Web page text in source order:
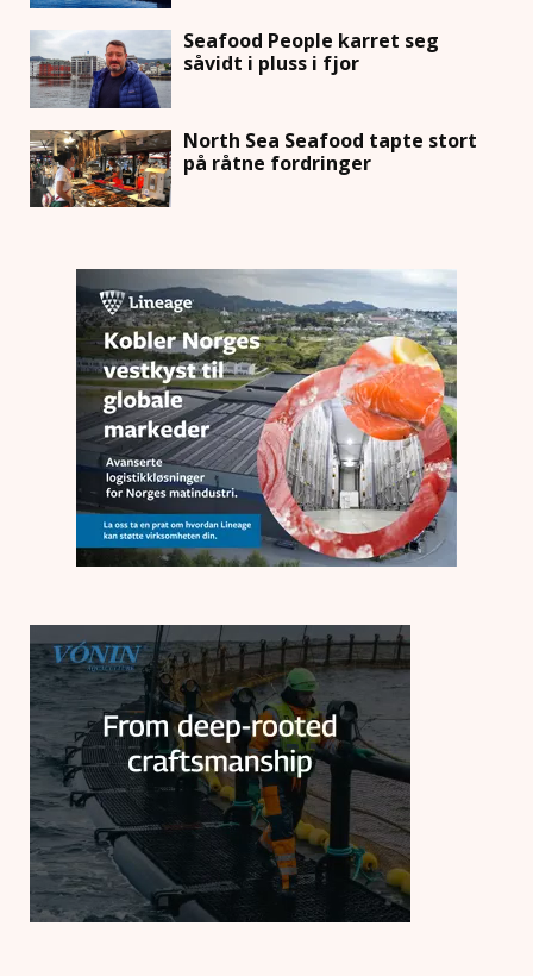
Seafood People karret seg
såvidt i pluss i fjor
North Sea Seafood tapte stort
på råtne fordringer